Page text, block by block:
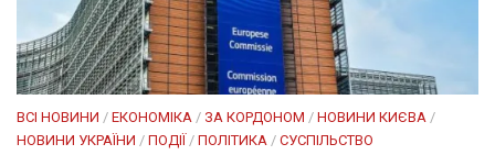
ВСІ НОВИНИ / ЕКОНОМІКА / ЗА КОРДОНОМ / НОВИНИ КИЄВА /
НОВИНИ УКРАЇНИ / ПОДІЇ / ПОЛІТИКА / СУСПІЛЬСТВО